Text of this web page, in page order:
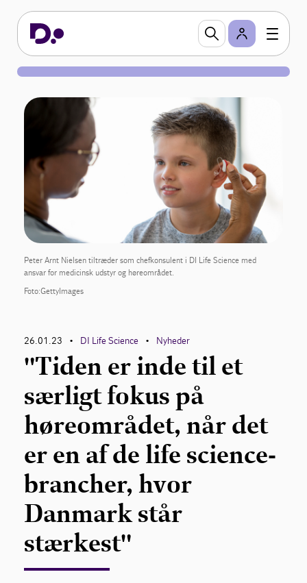
Peter Arnt Nielsen tiltræder som chefkonsulent i DI Life Science med
ansvar for medicinsk udstyr og høreområdet.
Foto:GettyImages
26.01.23 • DI Life Science • Nyheder
"Tiden er inde til et
særligt fokus på
høreområdet, når det
er en af de life science-
brancher, hvor
Danmark står
stærkest"